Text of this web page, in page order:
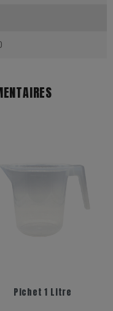
Pichet 1 Litre